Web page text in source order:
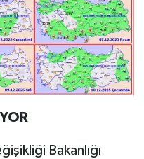
Bakanlığı